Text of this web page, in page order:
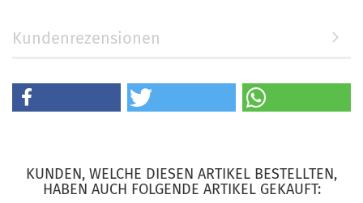
Kundenrezensionen
KUNDEN, WELCHE DIESEN ARTIKEL BESTELLTEN,
HABEN AUCH FOLGENDE ARTIKEL GEKAUFT: